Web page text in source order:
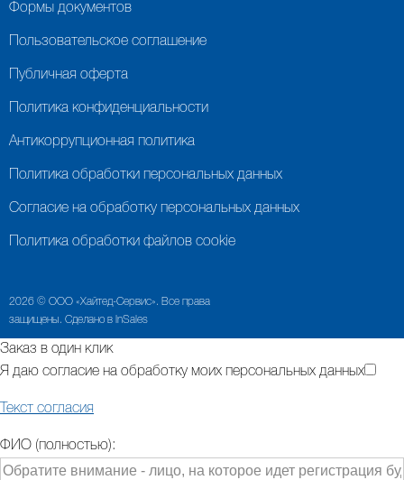
2026 © ООО «Хайтед-Сервис». Все права
защищены. Сделано в InSales
Формы документов
Пользовательское соглашение
Публичная оферта
Политика конфиденциальности
Антикоррупционная политика
Политика обработки персональных данных
Согласие на обработку персональных данных
Политика обработки файлов cookie
Заказ в один клик
Я даю согласие на обработку моих персональных данных
Текст согласия
ФИО (полностью):